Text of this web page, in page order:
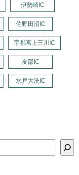
伊勢崎IC
佐野田沼IC
宇都宮上三川IC
友部IC
水戸大洗IC